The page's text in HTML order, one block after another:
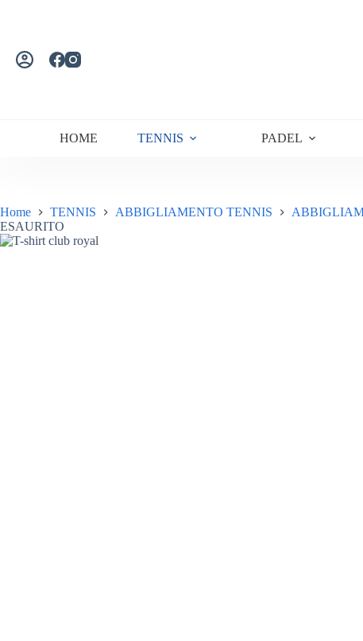
HOME TENNIS PADEL
Home TENNIS ABBIGLIAMENTO TENNIS
ESAURITO